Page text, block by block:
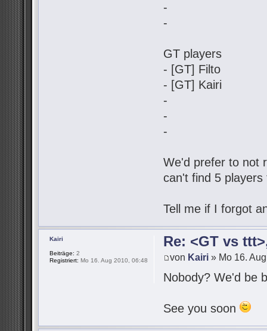
-
-
GT players
- [GT] Filto
- [GT] Kairi
-
-
-
We'd prefer to not
can't find 5
Tell me if I forgot
Re: <GT vs
von Kairi » Mo 16.
Nobody? We'd be
See you soon
Kairi
Beiträge: 2
Registriert: Mo 16. Aug 2010, 06:48